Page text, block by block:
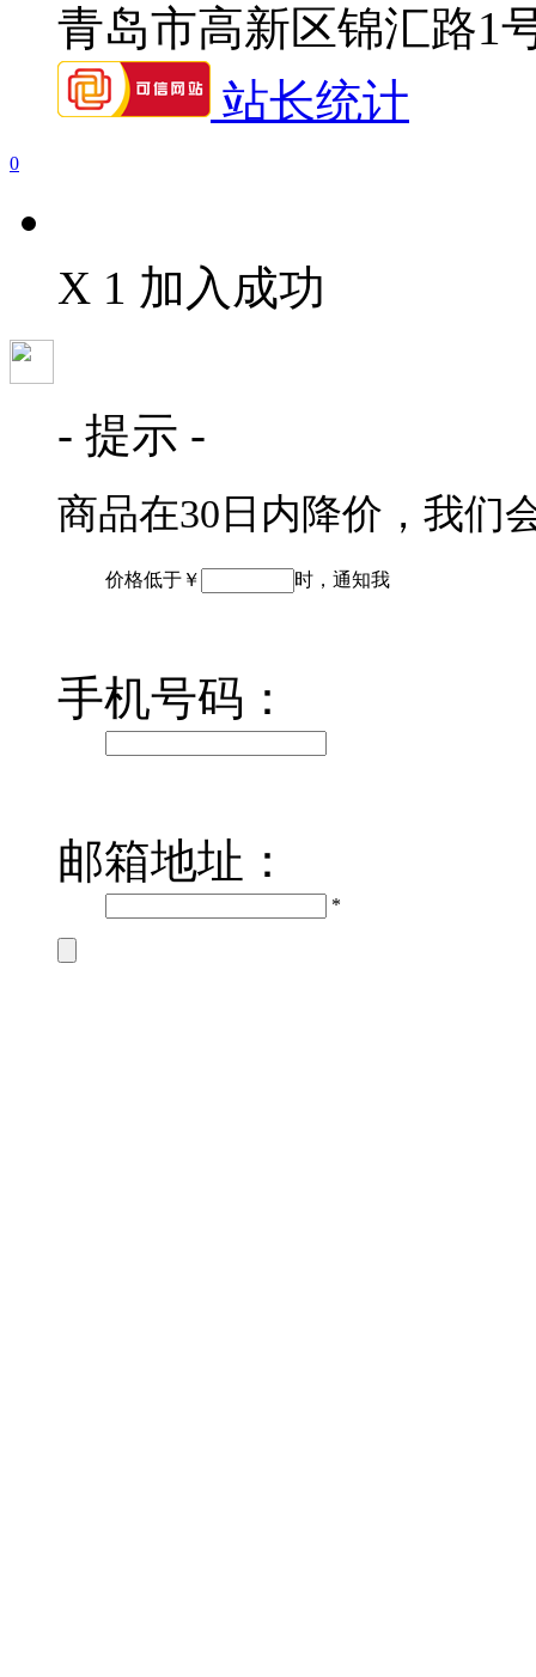
青岛市高新区锦汇路1
站长统计
0
X 1 加入成功
- 提示 -
商品在30日内降价，我们
价格低于￥ 时，通知我
手机号码：
邮箱地址：
*